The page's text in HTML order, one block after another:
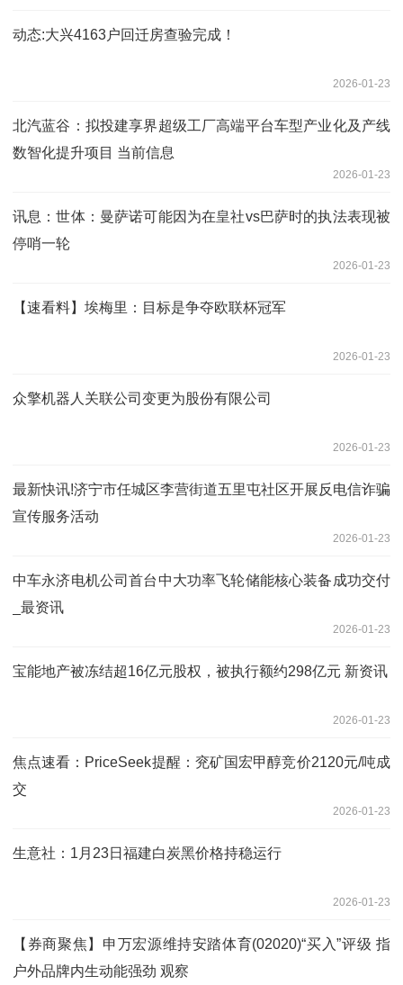
动态:大兴4163户回迁房查验完成！
2026-01-23
北汽蓝谷：拟投建享界超级工厂高端平台车型产业化及产线
数智化提升项目 当前信息
2026-01-23
讯息：世体：曼萨诺可能因为在皇社vs巴萨时的执法表现被
停哨一轮
2026-01-23
【速看料】埃梅里：目标是争夺欧联杯冠军
2026-01-23
众擎机器人关联公司变更为股份有限公司
2026-01-23
最新快讯!济宁市任城区李营街道五里屯社区开展反电信诈骗
宣传服务活动
2026-01-23
中车永济电机公司首台中大功率飞轮储能核心装备成功交付
_最资讯
2026-01-23
宝能地产被冻结超16亿元股权，被执行额约298亿元 新资讯
2026-01-23
焦点速看：PriceSeek提醒：兖矿国宏甲醇竞价2120元/吨成
交
2026-01-23
生意社：1月23日福建白炭黑价格持稳运行
2026-01-23
【券商聚焦】申万宏源维持安踏体育(02020)“买入”评级 指
户外品牌内生动能强劲 观察